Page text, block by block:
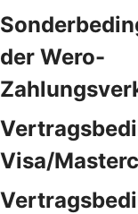
der Wero-
Visa/